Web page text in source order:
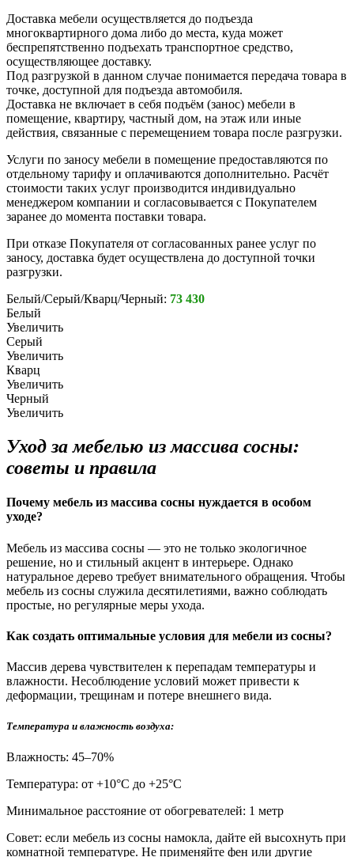
Доставка мебели осуществляется до подъезда
многоквартирного дома либо до места, куда может
беспрепятственно подъехать транспортное средство,
осуществляющее доставку.
Под разгрузкой в данном случае понимается передача товара в
точке, доступной для подъезда автомобиля.
Доставка не включает в себя подъём (занос) мебели в
помещение, квартиру, частный дом, на этаж или иные
действия, связанные с перемещением товара после разгрузки.
Услуги по заносу мебели в помещение предоставляются по
отдельному тарифу и оплачиваются дополнительно. Расчёт
стоимости таких услуг производится индивидуально
менеджером компании и согласовывается с Покупателем
заранее до момента поставки товара.
При отказе Покупателя от согласованных ранее услуг по
заносу, доставка будет осуществлена до доступной точки
разгрузки.
Белый/Серый/Кварц/Черный: 73 430
Белый
Увеличить
Серый
Увеличить
Кварц
Увеличить
Черный
Увеличить
Уход за мебелью из массива сосны:
советы и правила
Почему мебель из массива сосны нуждается в особом
уходе?
Мебель из массива сосны — это не только экологичное
решение, но и стильный акцент в интерьере. Однако
натуральное дерево требует внимательного обращения. Чтобы
мебель из сосны служила десятилетиями, важно соблюдать
простые, но регулярные меры ухода.
Как создать оптимальные условия для мебели из сосны?
Массив дерева чувствителен к перепадам температуры и
влажности. Несоблюдение условий может привести к
деформации, трещинам и потере внешнего вида.
Температура и влажность воздуха:
Влажность: 45–70%
Температура: от +10°С до +25°С
Минимальное расстояние от обогревателей: 1 метр
Совет: если мебель из сосны намокла, дайте ей высохнуть при
комнатной температуре. Не применяйте фен или другие